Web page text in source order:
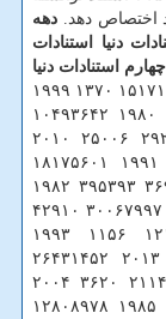
دهه
دنیا
استنادات
استنادات دنیا
۱۹۷۹ ۹۷۷۲۹۱۴ ۳۸۹۴ ۱۹۸۹ ۱۵۱۷۱۶۸۵ ۱۳۷۰ ۱۹۹۹
۲۶۹۸۹۸۴۲ ۲۲۵۶۲ ۲۰۰۹ ۳۰۱۳۹۰۳۳ ۲۵۰۹۷۵ ۱۹۸۰ ۱۰۴۹۳۶۴۲
۲۸۲۹ ۱۹۹۰ ۱۷۶۶۱۸۸۱ ۱۴۲۸ ۲۰۰۰ ۲۹۲۴۳۸۵۰ ۲۵۰۰۶ ۲۰۱۰
۳۱۵۸۸۹۷۵ ۲۹۸۷۲۵ ۱۹۸۱ ۱۰۸۷۴۱۷۸ ۱۸۰۴ ۱۹۹۱ ۱۸۱۷۵۶۰۱
۲۵۱۶ ۲۰۰۱ ۲۹۰۸۸۱۶۸ ۳۳۴۰۳ ۲۰۱۱ ۳۶۹۲۶۶۵۸ ۳۹۵۳۹۳ ۱۹۸۲
۱۱۳۸۸۶۵۷ ۱۳۵۹ ۱۹۹۲ ۱۹۱۹۳۲۴۰ ۲۲۷۵ ۲۰۰۲ ۳۰۰۶۷۹۹۷ ۴۲۹۱۰
۲۰۱۲ ۷۰۱۹۹۴۴۶ ۴۸۵۸۶۶ ۱۹۸۳ ۱۲۱۳۷۹۸۳ ۱۱۵۶ ۱۹۹۳
۲۰۴۹۸۸۸۲ ۳۱۴۳ ۲۰۰۳ ۳۱۰۱۷۵۹۸ ۶۴۵۹۱ ۲۰۱۳ ۲۶۴۳۱۴۵۲
۳۰۴۸۹۸ ۱۹۸۴ ۱۲۴۷۰۰۷۹ ۱۰۳۹ ۱۹۹۴ ۲۱۱۴۴۸۸۹ ۳۶۲۰ ۲۰۰۴
۳۱۹۱۷۱۹۷ ۷۷۰۵۱ ۲۰۱۴ ۱۹۸۷۶۰۸۸ ۲۷۵۱۷۸ ۱۹۸۵ ۱۲۸۰۸۹۷۸